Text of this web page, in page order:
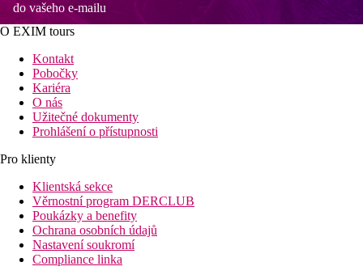
do vašeho e-mailu
O EXIM tours
Kontakt
Pobočky
Kariéra
O nás
Užitečné dokumenty
Prohlášení o přístupnosti
Pro klienty
Klientská sekce
Věrnostní program DERCLUB
Poukázky a benefity
Ochrana osobních údajů
Nastavení soukromí
Compliance linka